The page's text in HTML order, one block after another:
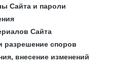
Сайта и пароли
Сайта
разрешение споров
внесение изменений